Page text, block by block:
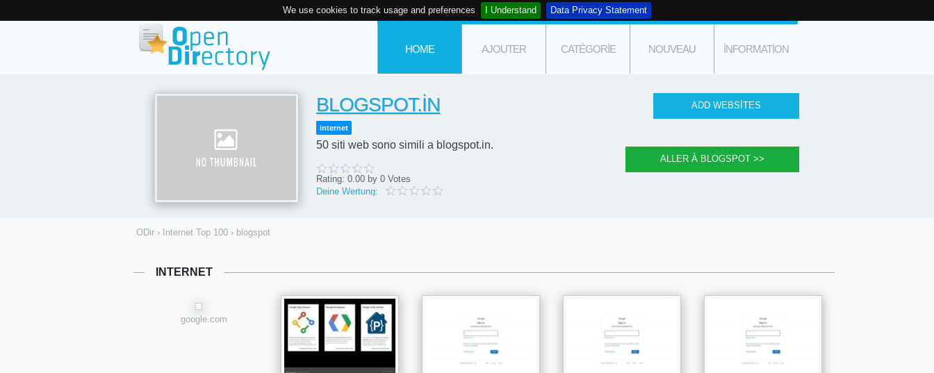
We use cookies to track usage and preferences I Understand Data Privacy Statement
HOME AJOUTER CATÉGORIE NOUVEAU INFORMATION
BLOGSPOT.IN
internet
50 siti web sono simili a blogspot.in.
Rating: 0.00 by 0 Votes
Deine Wertung:
ODir › Internet Top 100 › blogspot
INTERNET
google.com